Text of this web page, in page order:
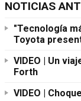
NOTICIAS
"Tecnología
Toyota
VIDEO | Un
Forth
VIDEO |